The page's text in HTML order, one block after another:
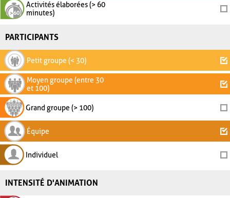
Activités élaborées (> 60
minutes)
PARTICIPANTS
Petit groupe (< 30)
Moyen groupe (entre 30
et 100)
Grand groupe (> 100)
Équipe
Individuel
INTENSITÉ D'ANIMATION